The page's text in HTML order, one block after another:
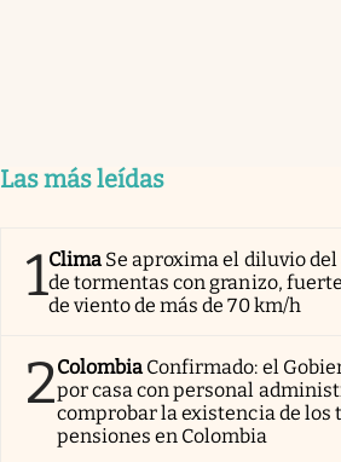
Las más leídas
1Clima Se aproxima el diluvio del
de tormentas con granizo,
de viento de más de 70 km/h
2Colombia Confirmado: el
por casa con personal
comprobar la existencia de los
pensiones en Colombia